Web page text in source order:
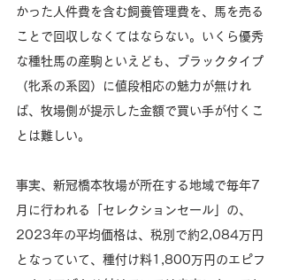
かった人件費を含む飼養管理費を、馬を売る
ことで回収しなくてはならない。いくら優秀
な種牡馬の産駒といえども、ブラックタイプ
（牝系の系図）に値段相応の魅力が無けれ
ば、牧場側が提示した金額で買い手が付くこ
とは難しい。
事実、新冠橋本牧場が所在する地域で毎年7
月に行われる「セレクションセール」の、
2023年の平均価格は、税別で約2,084万円
となっていて、種付け料1,800万円のエピフ